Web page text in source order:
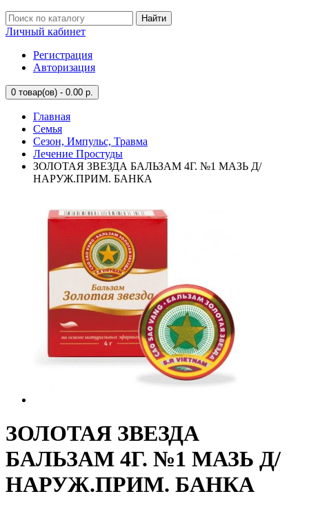
Найти
Личный кабинет
Регистрация
Авторизация
0 товар(ов) - 0.00 р.
Главная
Семья
Сезон, Импульс, Травма
Лечение Простуды
ЗОЛОТАЯ ЗВЕЗДА БАЛЬЗАМ 4Г. №1 МАЗЬ Д/
НАРУЖ.ПРИМ. БАНКА
ЗОЛОТАЯ ЗВЕЗДА
БАЛЬЗАМ 4Г. №1 МАЗЬ Д/
НАРУЖ.ПРИМ. БАНКА